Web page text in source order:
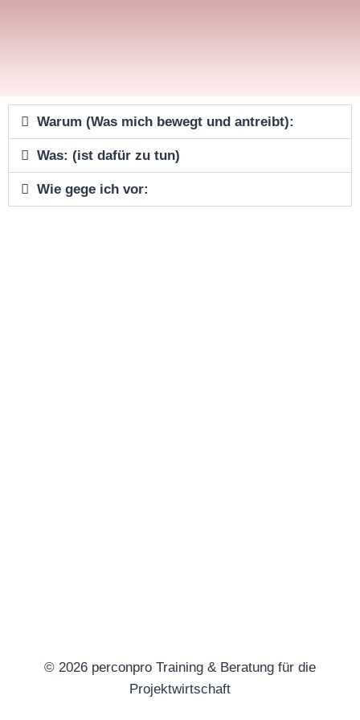
Warum (Was mich bewegt und antreibt):
Was: (ist dafür zu tun)
Wie gege ich vor:
© 2026 perconpro Training & Beratung für die
Projektwirtschaft